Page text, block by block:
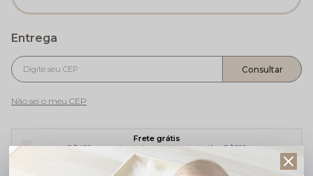
Não sei o meu CEP
Frete grátis
R$499 para sul e sudeste e demais regiões R$699
5% de desconto no